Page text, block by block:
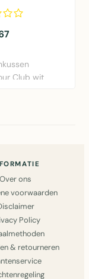
Club wit
Over ons
voorwaarden
Policy
& retourneren